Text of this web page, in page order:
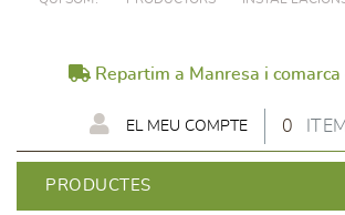
Repartim a Manresa i
0
EL MEU COMPTE
PRODUCTES